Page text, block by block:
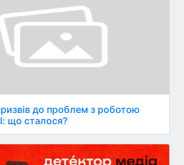
до проблем з роботою
що сталося?